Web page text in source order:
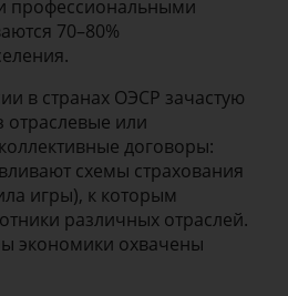
профессиональными
70–80%
в странах ОЭСР зачастую
отраслевые или
договоры:
схемы страхования
игры), к которым
различных отраслей.
экономики охвачены